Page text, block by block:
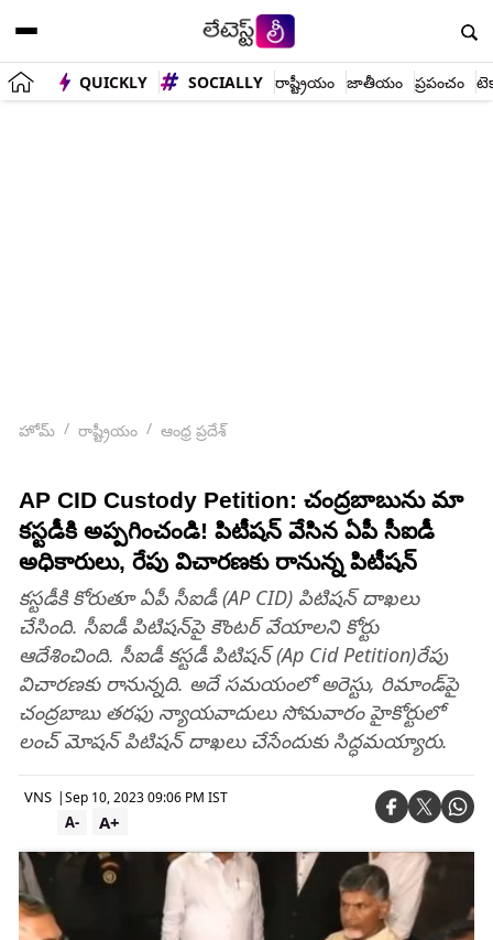
QUICKLY SOCIALLY రాష్ట్రీయం జాతీయం ప్రపంచం
హోమ్ రాష్ట్రీయం ఆంధ్ర ప్రదేశ్
AP CID Custody Petition: చంద్రబాబును మా
కస్టడీకి అప్పగించండి! పిటీషన్ వేసిన ఏపీ సీఐడీ
అధికారులు, రేపు విచారణకు రానున్న పిటీషన్
కస్టడీకి కోరుతూ ఏపీ సీఐడీ (AP CID) పిటిషన్‌ దాఖలు
చేసింది. సీఐడీ పిటిషన్‌పై కౌంటర్‌ వేయాలని కోర్టు
ఆదేశించింది. సీఐడీ కస్టడీ పిటిషన్‌ (Ap Cid Petition)రేపు
విచారణకు రానున్నది. అదే సమయంలో అరెస్టు, రిమాండ్‌పై
చంద్రబాబు తరఫు న్యాయవాదులు సోమవారం హైకోర్టులో
లంచ్ మోషన్‌ పిటిషన్‌ దాఖలు చేసేందుకు సిద్ధమయ్యారు.
VNS |Sep 10, 2023 09:06 PM IST
A+
A-